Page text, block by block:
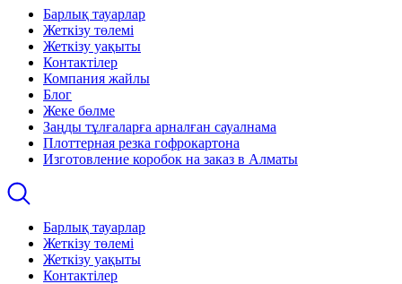
Барлық тауарлар
Жеткізу төлемі
Жеткізу уақыты
Контактілер
Компания жайлы
Блог
Жеке бөлме
Заңды тұлғаларға арналған сауалнама
Плоттерная резка гофрокартона
Изготовление коробок на заказ в Алматы
Барлық тауарлар
Жеткізу төлемі
Жеткізу уақыты
Контактілер